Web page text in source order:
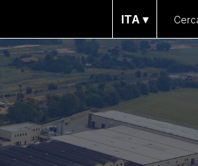
ITA ▾
ENG
FRA